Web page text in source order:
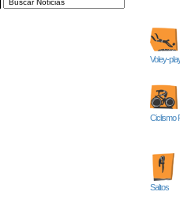
Voley-
Ciclismo
Saltos